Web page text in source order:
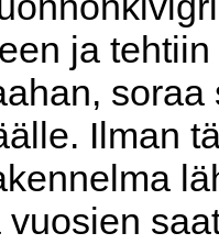
ja
soraa
Ilman